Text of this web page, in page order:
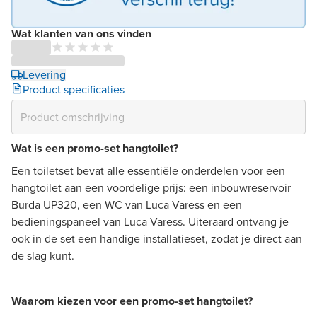
Wat klanten van ons vinden
Levering
Product specificaties
Wat is een promo-set hangtoilet?
Een toiletset bevat alle essentiële onderdelen voor een
hangtoilet aan een voordelige prijs: een inbouwreservoir
Burda UP320, een WC van Luca Varess en een
bedieningspaneel van Luca Varess. Uiteraard ontvang je
ook in de set een handige installatieset, zodat je direct aan
de slag kunt.
Waarom kiezen voor een promo-set hangtoilet?